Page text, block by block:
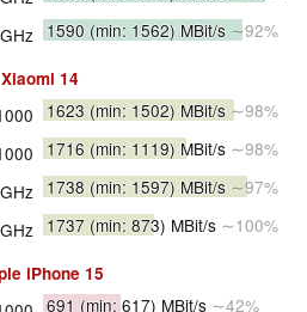
1590 (min: 1562) MBit/s ∼92%
Xiaomi 14
1623 (min: 1502) MBit/s ∼98%
1716 (min: 1119) MBit/s ∼98%
1738 (min: 1597) MBit/s ∼97%
1737 (min: 873) MBit/s ∼100%
iPhone 15
691 (min: 617) MBit/s ∼42%